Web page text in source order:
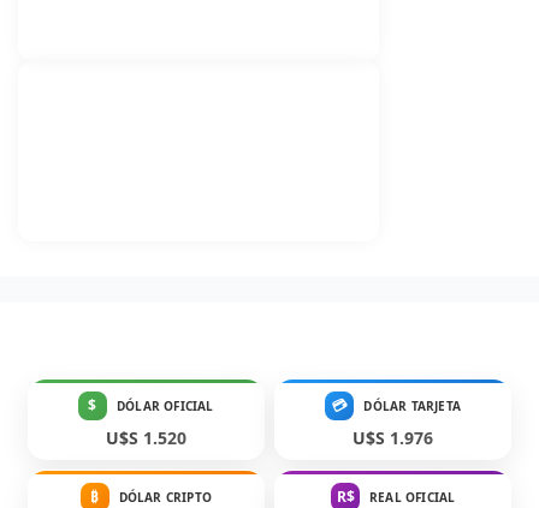
$ DÓLAR OFICIAL
U$S 1.520
💳 DÓLAR TARJETA
U$S 1.976
₿ DÓLAR CRIPTO R$ REAL OFICIAL